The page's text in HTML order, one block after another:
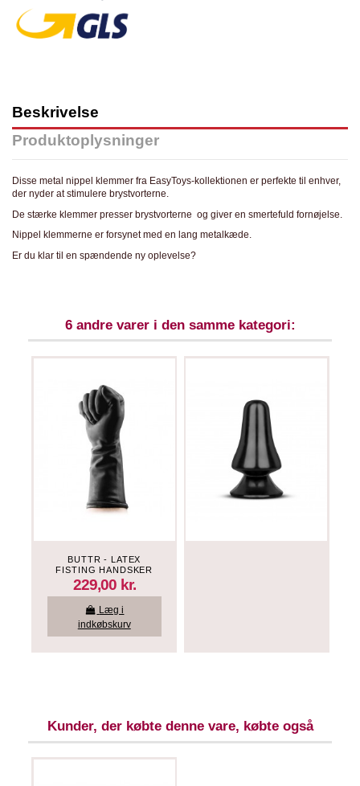
Beskrivelse
Produktoplysninger
Disse metal nippel klemmer fra EasyToys-kollektionen er perfekte til enhver,
der nyder at stimulere brystvorterne.
De stærke klemmer presser brystvorterne og giver en smertefuld fornøjelse.
Nippel klemmerne er forsynet med en lang metalkæde.
Er du klar til en spændende ny oplevelse?
6 andre varer i den samme kategori:
BUTTR - LATEX
FISTING HANDSKER
229,00 kr.
Læg i
indkøbskurv
Kunder, der købte denne vare, købte også